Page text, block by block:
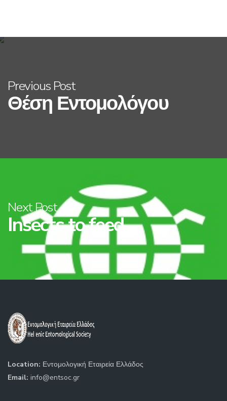
Previous Post
Θέση Εντομολόγου
Next Post
Insects to feed...
Location: Εντομολογική Εταιρεία Ελλάδος
Email: info@entsoc.gr